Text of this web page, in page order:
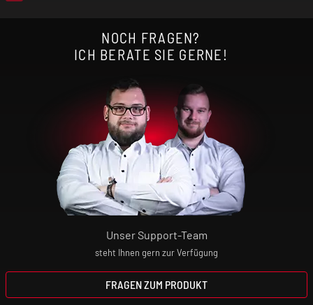
Unsere Produkte sind keine Nikotin-
Entwöhnungsmittel! Wenn du dir den
wendest du dich bitte an deinen Arzt oder
Elektrische Zigaretten sind kein Spielzeug!
Bewahre daher das Gerät und die
Aromaliquids absolut unzugänglich für
Kinder auf!
NOCH FRAGEN?
ICH BERATE SIE GERNE!
Unser Support-Team
steht Ihnen gern zur Verfügung
FRAGEN ZUM PRODUKT